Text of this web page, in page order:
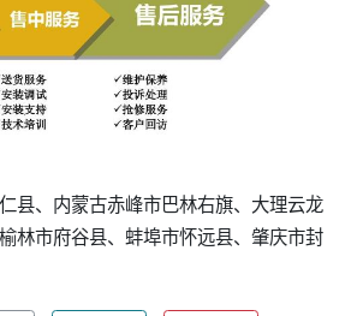
县、内蒙古赤峰市巴林右旗、大理云龙
林市府谷县、蚌埠市怀远县、肇庆市封